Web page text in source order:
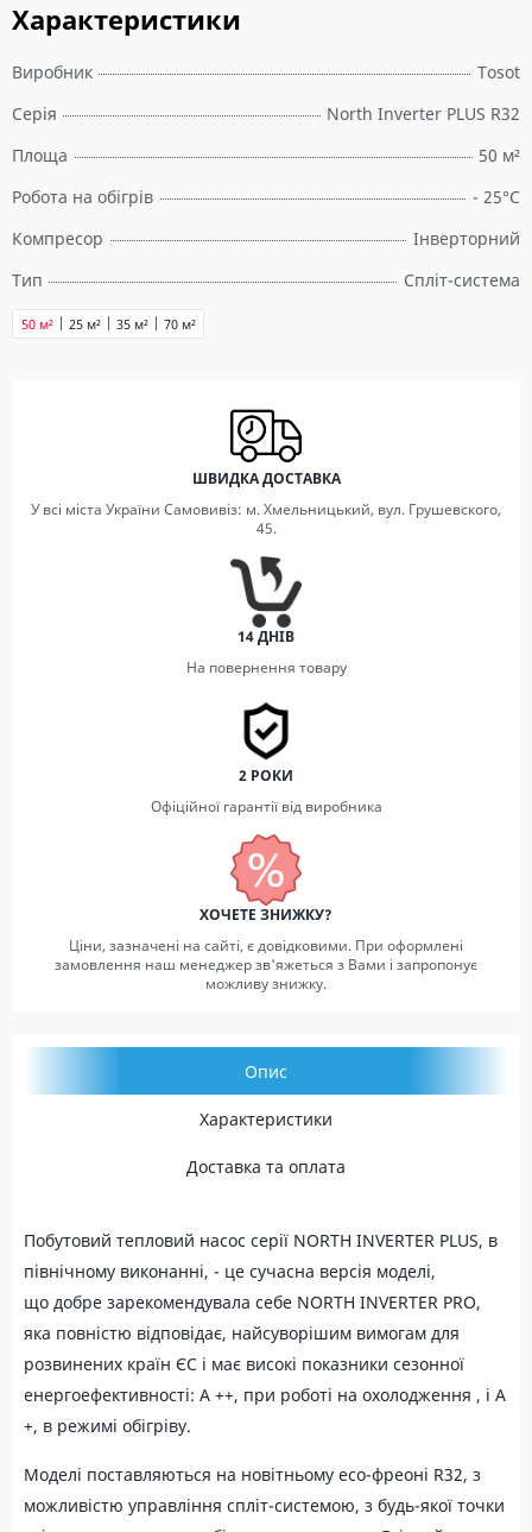
Характеристики
Виробник
Tosot
Серія
North Inverter PLUS R32
Площа
50 м²
Робота на обігрів
- 25°C
Компресор
Інверторний
Тип
Спліт-система
25 м² 35 м²
50 м² 70 м²
ШВИДКА ДОСТАВКА
У всі міста України Самовивіз: м. Хмельницький, вул. Грушевского,
45.
14 ДНІВ
На повернення товару
2 РОКИ
Офіційної гарантії від виробника
ХОЧЕТЕ ЗНИЖКУ?
Ціни, зазначені на сайті, є довідковими. При оформлені
замовлення наш менеджер зв'яжеться з Вами і запропонує
можливу знижку.
Опис
Характеристики
Доставка та оплата
Побутовий тепловий насос серії NORTH INVERTER PLUS, в
північному виконанні, - це сучасна версія моделі,
що добре зарекомендувала себе NORTH INVERTER PRO,
яка повністю відповідає, найсуворішим вимогам для
розвинених країн ЄС і має високі показники сезонної
енергоефективності: А ++, при роботі на охолодження , і A
+, в режимі обігріву.
Моделі поставляються на новітньому ecо-фреоні R32, з
можливістю управління спліт-системою, з будь-якої точки